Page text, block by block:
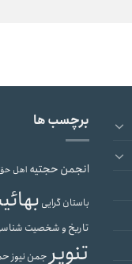
برچسب ها
انجمن حجتیه اهل
باستان گرایی
تاریخ و شخصیت
تنویر جمن نیوز